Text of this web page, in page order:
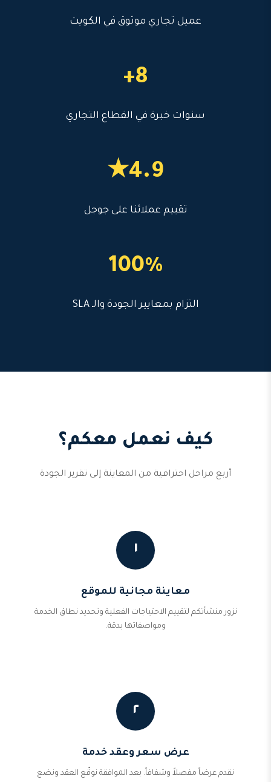
عميل تجاري موثوق في الكويت
8+
سنوات خبرة في القطاع التجاري
4.9★
تقييم عملائنا على جوجل
100%
التزام بمعايير الجودة والـ SLA
كيف نعمل معكم؟
أربع مراحل احترافية من المعاينة إلى تقرير الجودة
١
معاينة مجانية للموقع
نزور منشأتكم لتقييم الاحتياجات الفعلية وتحديد نطاق الخدمة
ومواصفاتها بدقة.
٢
عرض سعر وعقد خدمة
نقدم عرضاً مفصلاً وشفافاً. بعد الموافقة نوقّع العقد ونضع